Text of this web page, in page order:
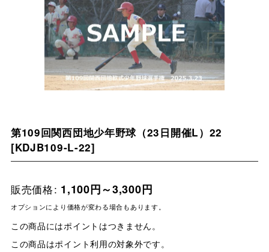
第109回関西団地少年野球（23日開催L）22
[KDJB109-L-22]
販売価格: 1,100円～3,300円
オプションにより価格が変わる場合もあります。
この商品にはポイントはつきません。
この商品はポイント利用の対象外です。